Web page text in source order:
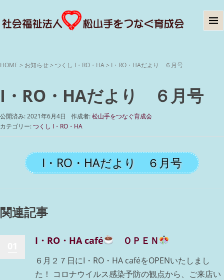
HOME > お知らせ> つくし I・RO・HA> I・RO・HAだより ６月号
I・RO・HAだより ６月号
公開済み: 2021年6月4日 作成者:松山手をつなぐ育成会
カテゴリー:つくし I・RO・HA
I・RO・HAだより ６月号
関連記事
I・RO・HA café ＯＰＥＮ
６月２７日にI・RO・HA caféをOPENいたしまし
た！ コロナウイルス感染予防の観点から、ご来店い